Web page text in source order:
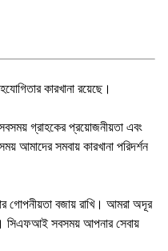
কারখানা রয়েছে।
গ্রাহকের প্রয়োজনীয়তা এবং
আমাদের সমবায় কারখানা পরিদর্শন
গোপনীয়তা বজায় রাখি। আমরা অদূর
সিএফআই সবসময় আপনার সেবায়